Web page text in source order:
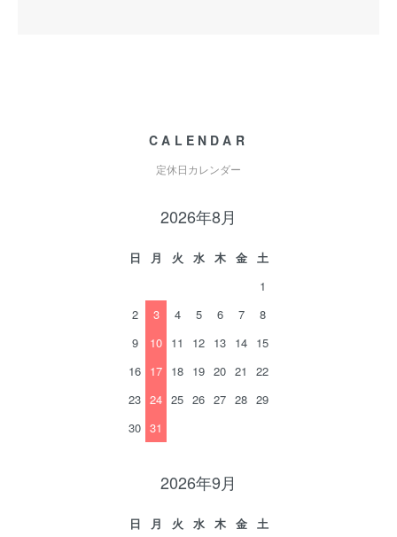
CALENDAR
定休日カレンダー
2026年8月
日 月 火 水 木 金
土
1
2
3 4 5 6 7
8
9
10 11 12 13 14 15
16 17 18 19 20 21
22
23 24 25 26 27 28 29
30 31
2026年9月
日 月 火 水 木 金
土